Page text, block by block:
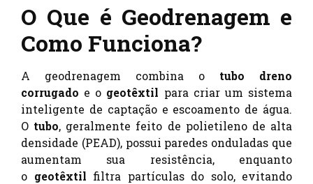
O Que é Geodrenagem e
Como Funciona?
A geodrenagem combina o tubo dreno
corrugado e o geotêxtil para criar um sistema
inteligente de captação e escoamento de água.
O tubo, geralmente feito de polietileno de alta
densidade (PEAD), possui paredes onduladas que
aumentam sua resistência, enquanto
o geotêxtil filtra partículas do solo, evitando